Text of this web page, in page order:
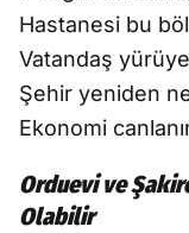
Hastanesi bu
Vatandaş
Şehir yeniden
Ekonomi
Orduevi ve
Olabilir